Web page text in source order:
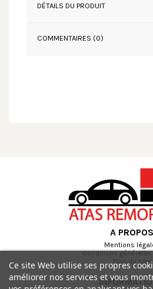
DÉTAILS DU PRODUIT
COMMENTAIRES (0)
A PROPOS
Mentions
Conditions
Plan du site
Ce site Web utilise ses propres
améliorer nos services et vous